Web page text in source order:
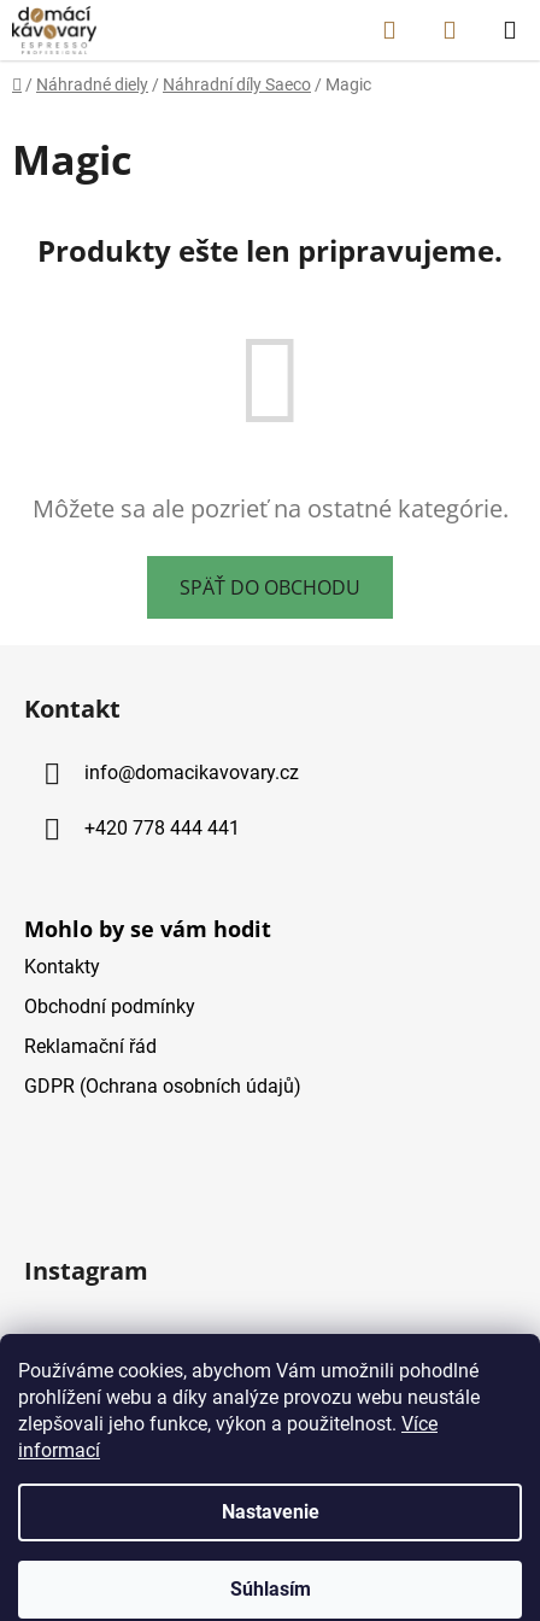
Používáme cookies, abychom Vám umožnili pohodlné
prohlížení webu a díky analýze provozu webu neustále
zlepšovali jeho funkce, výkon a použitelnost. Více
informací
Nastavenie
Súhlasím
Prejsť
na
obsah
Hľadať
KOŠÍK
Domov
/ Náhradné diely / Náhradní díly Saeco / Magic
Magic
Produkty ešte len pripravujeme.
Môžete sa ale pozrieť na ostatné kategórie.
SPÄŤ DO OBCHODU
Kontakt
info@domacikavovary.cz
+420 778 444 441
Mohlo by se vám hodit
Kontakty
Obchodní podmínky
Reklamační řád
GDPR (Ochrana osobních údajů)
Instagram
Facebook
Vytvoril Shoptet
Domácí kávovary